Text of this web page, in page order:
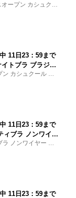
ヤーブラ 脇高 昼
ラ スポブラ 無
ープン カシュクー
ワイヤー レース授
き 大きいサイズ FT
11日23：59まで
トブラ ブラジャ
ヤーブラ 脇高 昼
ラ スポブラ 無
カシュクール マ
ー レース授乳ブラ
タニティブラジャー
11日23：59まで
ィブラ ノンワイヤ
ン 綿 前開き クロ
ップオープン マ
ノンワイヤー レ
クロス 大きいサイ
クロスオープン ブ
11日23：59まで